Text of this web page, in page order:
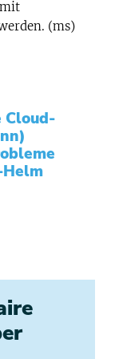
(ms)
Cloud-
Helm